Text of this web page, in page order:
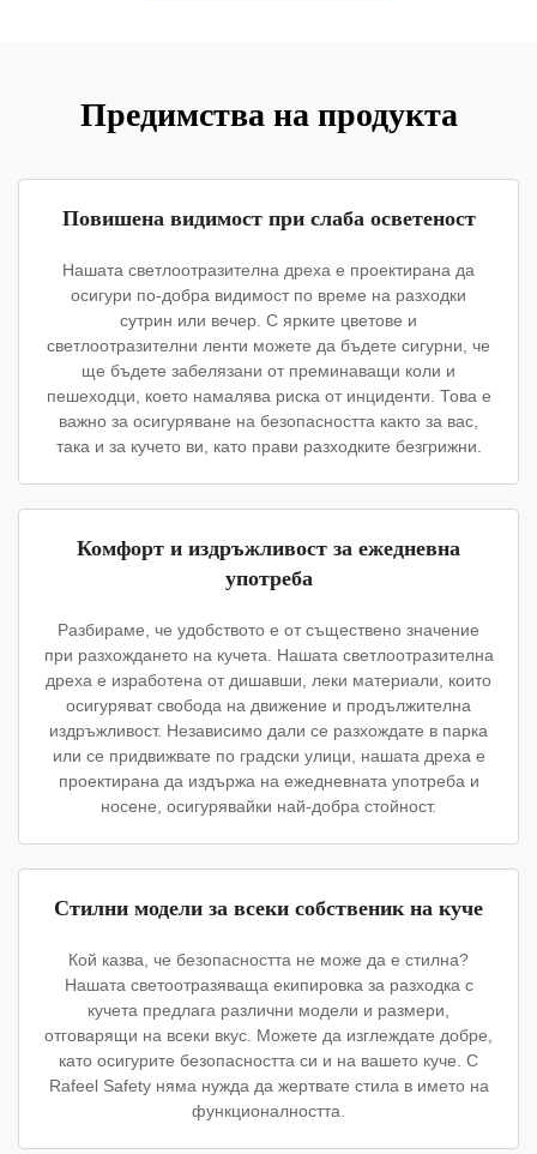
Предимства на продукта
Повишена видимост при слаба осветеност
Нашата светлоотразителна дреха е проектирана да
осигури по-добра видимост по време на разходки
сутрин или вечер. С ярките цветове и
светлоотразителни ленти можете да бъдете сигурни, че
ще бъдете забелязани от преминаващи коли и
пешеходци, което намалява риска от инциденти. Това е
важно за осигуряване на безопасността както за вас,
така и за кучето ви, като прави разходките безгрижни.
Комфорт и издръжливост за ежедневна
употреба
Разбираме, че удобството е от съществено значение
при разхождането на кучета. Нашата светлоотразителна
дреха е изработена от дишавши, леки материали, които
осигуряват свобода на движение и продължителна
издръжливост. Независимо дали се разхождате в парка
или се придвижвате по градски улици, нашата дреха е
проектирана да издържа на ежедневната употреба и
носене, осигурявайки най-добра стойност.
Стилни модели за всеки собственик на куче
Кой казва, че безопасността не може да е стилна?
Нашата светоотразяваща екипировка за разходка с
кучета предлага различни модели и размери,
отговарящи на всеки вкус. Можете да изглеждате добре,
като осигурите безопасността си и на вашето куче. С
Rafeel Safety няма нужда да жертвате стила в името на
функционалността.